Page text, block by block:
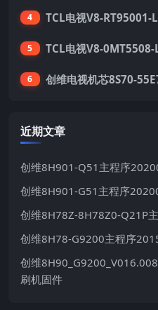
4
5
6 创维电视机芯8S70-
近期文章
创维8H901-Q51主程序
创维8H901-G51主程序
创维8H78Z-8H78Z0-Q21P
创维8H78-G9200主程序
创维
刷机固件